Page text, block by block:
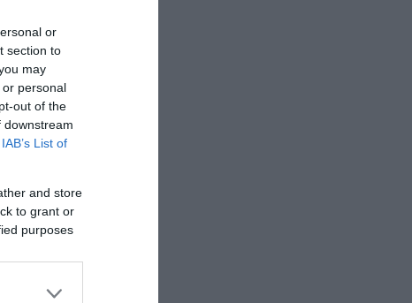
or
section to
may
personal
out of the
downstream
IAB’s List of
and store
to grant or
purposes